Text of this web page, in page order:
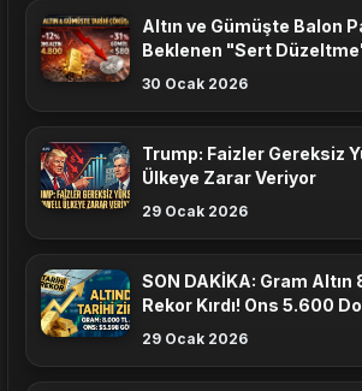
Altın ve Gümüşte Balon
Beklenen "Sert
Haberiyle Geldi
30 Ocak 2026
Trump: Faizler Gereksiz
Ülkeye Zarar Veriyor
29 Ocak 2026
SON DAKİKA: Gram Altın
Rekor Kırdı! Ons 5.600
29 Ocak 2026